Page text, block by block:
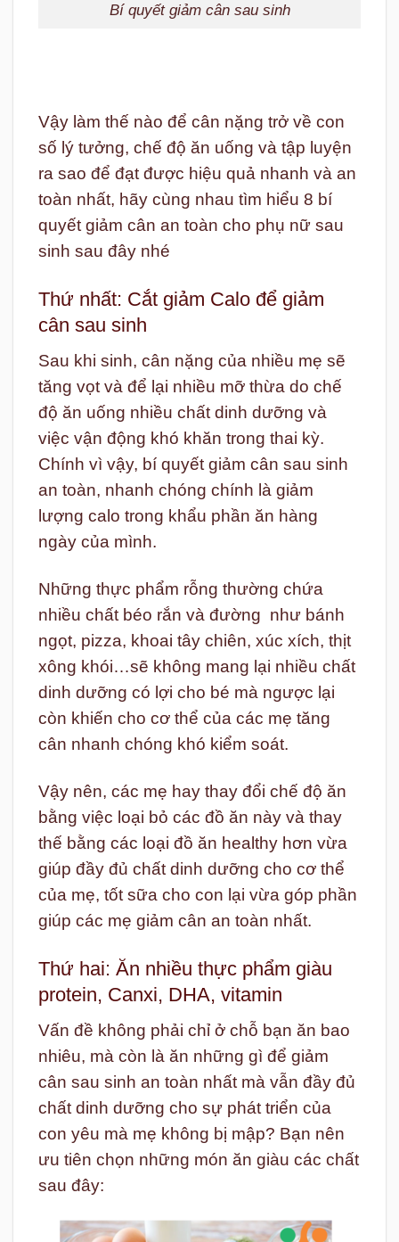
Bí quyết giảm cân sau sinh
Vậy làm thế nào để cân nặng trở về con
số lý tưởng, chế độ ăn uống và tập luyện
ra sao để đạt được hiệu quả nhanh và an
toàn nhất, hãy cùng nhau tìm hiểu 8 bí
quyết giảm cân an toàn cho phụ nữ sau
sinh sau đây nhé
Thứ nhất: Cắt giảm Calo để giảm
cân sau sinh
Sau khi sinh, cân nặng của nhiều mẹ sẽ
tăng vọt và để lại nhiều mỡ thừa do chế
độ ăn uống nhiều chất dinh dưỡng và
việc vận động khó khăn trong thai kỳ.
Chính vì vậy, bí quyết giảm cân sau sinh
an toàn, nhanh chóng chính là giảm
lượng calo trong khẩu phần ăn hàng
ngày của mình.
Những thực phẩm rỗng thường chứa
nhiều chất béo rắn và đường như bánh
ngọt, pizza, khoai tây chiên, xúc xích, thịt
xông khói…sẽ không mang lại nhiều chất
dinh dưỡng có lợi cho bé mà ngược lại
còn khiến cho cơ thể của các mẹ tăng
cân nhanh chóng khó kiểm soát.
Vậy nên, các mẹ hay thay đổi chế độ ăn
bằng việc loại bỏ các đồ ăn này và thay
thế bằng các loại đồ ăn healthy hơn vừa
giúp đầy đủ chất dinh dưỡng cho cơ thể
của mẹ, tốt sữa cho con lại vừa góp phần
giúp các mẹ giảm cân an toàn nhất.
Thứ hai: Ăn nhiều thực phẩm giàu
protein, Canxi, DHA, vitamin
Vấn đề không phải chỉ ở chỗ bạn ăn bao
nhiêu, mà còn là ăn những gì để giảm
cân sau sinh an toàn nhất mà vẫn đầy đủ
chất dinh dưỡng cho sự phát triển của
con yêu mà mẹ không bị mập? Bạn nên
ưu tiên chọn những món ăn giàu các chất
sau đây: